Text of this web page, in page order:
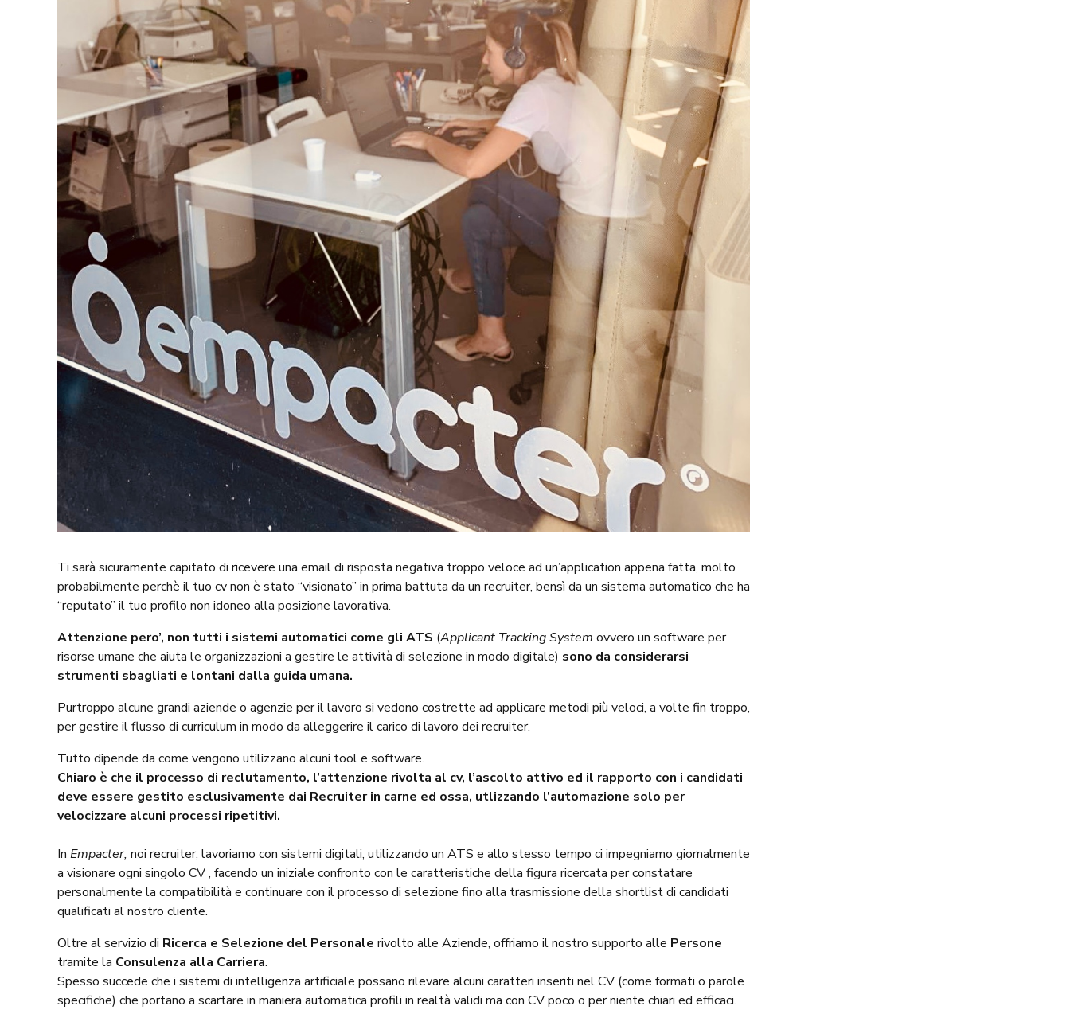
Ti sarà sicuramente capitato di ricevere una email di risposta negativa troppo veloce ad un’application appena fatta, molto
probabilmente perchè il tuo cv non è stato “visionato” in prima battuta da un recruiter, bensì da un sistema automatico che ha
“reputato” il tuo profilo non idoneo alla posizione lavorativa.
Attenzione pero’, non tutti i sistemi automatici come gli ATS (Applicant Tracking System ovvero un software per
risorse umane che aiuta le organizzazioni a gestire le attività di selezione in modo digitale) sono da considerarsi
strumenti sbagliati e lontani dalla guida umana.
Purtroppo alcune grandi aziende o agenzie per il lavoro si vedono costrette ad applicare metodi più veloci, a volte fin troppo,
per gestire il flusso di curriculum in modo da alleggerire il carico di lavoro dei recruiter.
Tutto dipende da come vengono utilizzano alcuni tool e software.
Chiaro è che il processo di reclutamento, l’attenzione rivolta al cv, l’ascolto attivo ed il rapporto con i candidati
deve essere gestito esclusivamente dai Recruiter in carne ed ossa, utlizzando l’automazione solo per
velocizzare alcuni processi ripetitivi.
In Empacter, noi recruiter, lavoriamo con sistemi digitali, utilizzando un ATS e allo stesso tempo ci impegniamo giornalmente
a visionare ogni singolo CV , facendo un iniziale confronto con le caratteristiche della figura ricercata per constatare
personalmente la compatibilità e continuare con il processo di selezione fino alla trasmissione della shortlist di candidati
qualificati al nostro cliente.
Oltre al servizio di Ricerca e Selezione del Personale rivolto alle Aziende, offriamo il nostro supporto alle Persone
tramite la Consulenza alla Carriera.
Spesso succede che i sistemi di intelligenza artificiale possano rilevare alcuni caratteri inseriti nel CV (come formati o parole
specifiche) che portano a scartare in maniera automatica profili in realtà validi ma con CV poco o per niente chiari ed efficaci.